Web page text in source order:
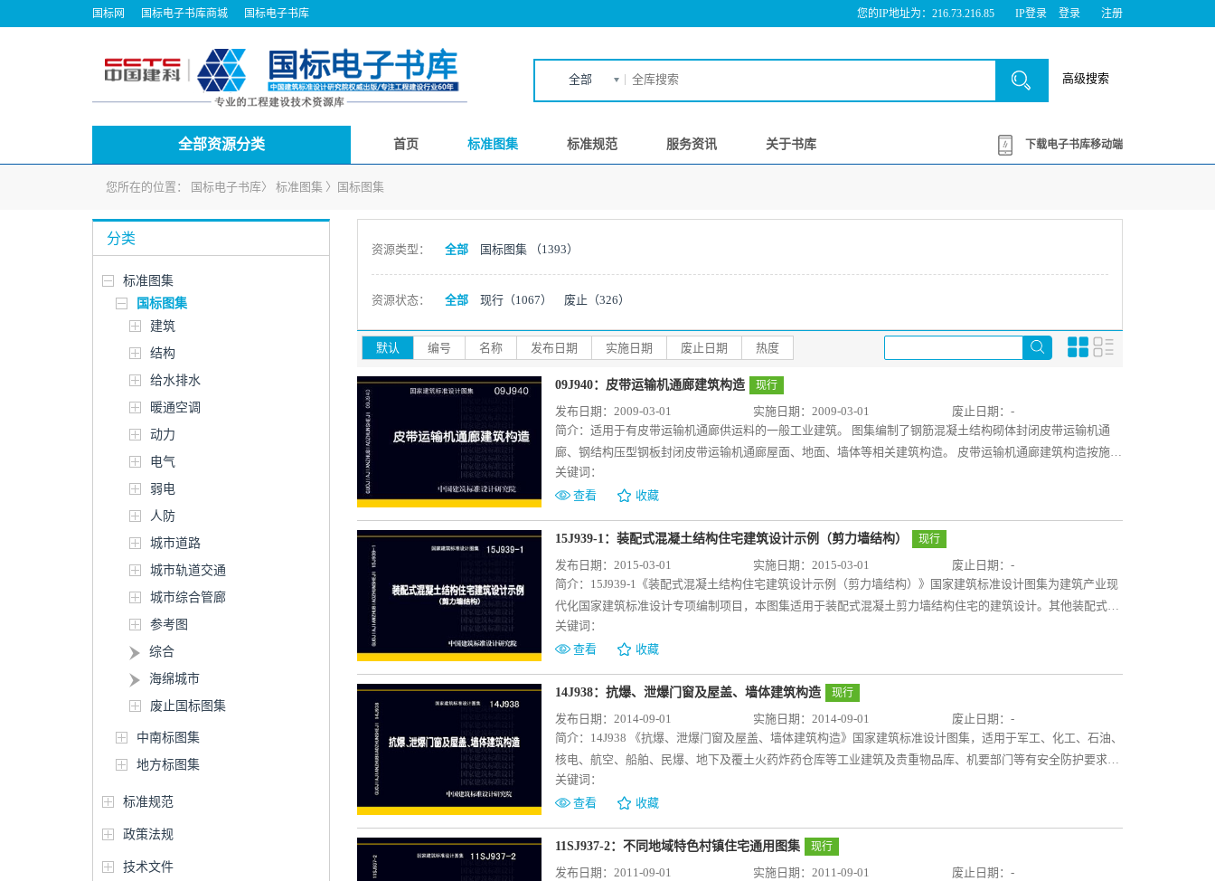
国标网 国标电子书库商城 国标电子书库 您的IP地址为：216.73.216.85 IP登录 登录 注册
全部 高级搜索
全部资源分类 首页 标准图集 标准规范 服务资讯 关于书库 下载电子书库移动端
您所在的位置： 国标电子书库〉 标准图集 〉 国标图集
分类
标准图集
国标图集
建筑
结构
给水排水
暖通空调
动力
电气
弱电
人防
城市道路
城市轨道交通
城市综合管廊
参考图
综合
海绵城市
废止国标图集
中南标图集
地方标图集
标准规范
政策法规
技术文件
资源类型： 全部 国标图集 （1393）
资源状态： 全部 现行 （1067） 废止 （326）
默认 编号 名称 发布日期 实施日期 废止日期 热度
09J940：皮带运输机通廊建筑构造 现行
发布日期：2009-03-01 实施日期：2009-03-01
废止日期：-
简介： 适用于有皮带运输机通廊供运料的一般工业建筑。 图集编制了钢筋混凝土结构砌体封闭皮带运输机通
廊、钢结构压型钢板封闭皮带运输机通廊屋面、地面、墙体等相关建筑构造。 皮带运输机通廊建筑构造按施工
图深度编制，施工图设计可直接选用。
关键词：
查看
收藏
15J939-1：装配式混凝土结构住宅建筑设计示例（剪力墙结构） 现行
发布日期：2015-03-01 实施日期：2015-03-01
废止日期：-
简介： 15J939-1《装配式混凝土结构住宅建筑设计示例（剪力墙结构）》国家建筑标准设计图集为建筑产业现
代化国家建筑标准设计专项编制项目，本图集适用于装配式混凝土剪力墙结构住宅的建筑设计。其他装配式混
凝土剪力墙结构民用建筑设计可参考。 本图集以三套采用装配式混凝土剪力墙结构建造的工程设计实例和
一套装配式内装住宅设计实例为蓝本，依据相关国家标准加以调整，重点突出本图集的“示范”作用。分别编制
了方案阶段与施工图阶段的设计示例，体现了装配式剪力墙结构住宅建筑设计的特点、方法及要求。其中：示
例一为方案阶段的设计示例，主要表现标准化、模块化、系列化的平面设计原理，以及多样化的立面设计手
法，使广大设计人员了解装配式混凝土剪力墙结构住宅的设计思路及设计表达形式。示例二为装配式内装方案
阶段的设计示例，采用室内装修、设备管线与主体结构分离的方式，可保证主体结构的完整性，更加适合装配
式混凝土剪力墙结构住宅的建造。示例二重点编制了装配式内装技术的应用， 对装配式混凝土剪力墙结构住宅
建筑装修一体化的实施有较高的借鉴意义。示例三为施工图阶段设计示例，选取了南方某地区的公共租赁住房
项目，使设计人员对装配式混凝土剪力墙结构应用类型的适用性和多样性有更全面、深入的认识，了解和掌握
构表示方法及示例（剪力墙结构）》共同选取同一工程项目进行编制，方便专业之间相互配套使用及参考。该
示例选取北方某地区商品房住宅项目，重点表达装配式混凝土剪力墙结构住宅项目建筑专业施工图在设计说明
关键词：
查看
收藏
14J938：抗爆、泄爆门窗及屋盖、墙体建筑构造 现行
发布日期：2014-09-01 实施日期：2014-09-01
废止日期：-
简介： 14J938 《抗爆、泄爆门窗及屋盖、墙体建筑构造》国家建筑标准设计图集，适用于军工、化工、石油、
核电、航空、船舶、民爆、地下及覆土火药炸药仓库等工业建筑及贵重物品库、机要部门等有安全防护要求的
民用建筑。 图集内容主要包括抗爆、泄爆门窗、抗爆泄爆墙、泄爆屋盖、抗爆吊顶、抗爆楼地面和抗爆屋
六大部分的选用、安装及构造详图。 图集在总结了抗爆、泄爆门窗及屋盖、墙体、吊顶、地面等特殊建筑
构造应用的基础上，克服了缺乏统一的有关抗爆、泄爆规范及标准的困难，提供了抗爆、泄爆门窗的选用、构
造及安装详图，以及抗爆墙、泄爆墙、泄爆屋盖、抗爆吊顶、抗爆楼地面、抗爆屋的做法选用和构造详图，填
补了有安全防护要求的工业与民用建筑设计的空白。图集专业性强，力求采用新材料、新工艺，产品多样、构
关键词：
查看
收藏
11SJ937-2：不同地域特色村镇住宅通用图集 现行
发布日期：2011-09-01 实施日期：2011-09-01
废止日期：-